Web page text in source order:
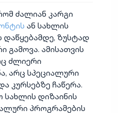
ძალიან კარგი
ან სახლის
დაწყებამდე, ზუსტად
ამისათვის
ძლიერი
არც სპეციალური
კურსებზე ჩაწერა.
სახლის დიზაინის
პროგრამების